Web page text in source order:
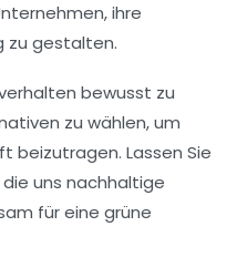
ihre
zu gestalten.
bewusst zu
zu wählen, um
beizutragen. Lassen Sie
uns nachhaltige
für eine grüne